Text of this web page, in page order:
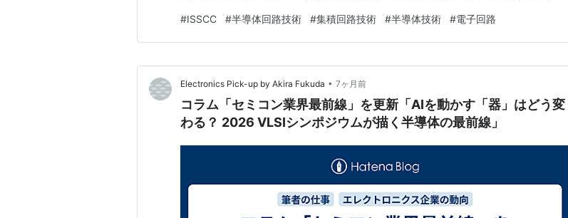
を実施させるため、かなりの過密スケジュールとなっております。きっつー。 ところ
でお詫び…
#ISSCC #半導体回路技術 #集積回路技術 #半導体技術 #電子回路
Electronics Pick-up by Akira Fukuda • 7ヶ月前
コラム「セミコン業界最前線」を更新「AIを動かす「器」はどう変
わる？ 2026 VLSIシンポジウムが描く半導体の最前線」